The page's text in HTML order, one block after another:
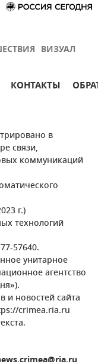
ВИЗУАЛ
КОНТАКТЫ
в
связи,
коммуникаций
г.)
технологий
57640.
унитарное
агентство
и новостей сайта
crimea.ria.ru